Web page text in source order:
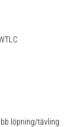
löpning/tävling